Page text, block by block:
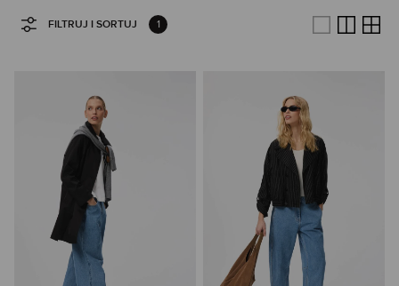
FILTRUJ I SORTUJ 1